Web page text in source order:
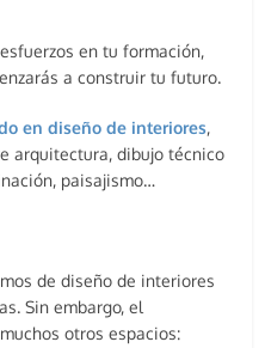
en tu formación,
a construir tu futuro.
en diseño de interiores,
arquitectura, dibujo técnico
paisajismo…
de diseño de interiores
Sin embargo, el
otros espacios: